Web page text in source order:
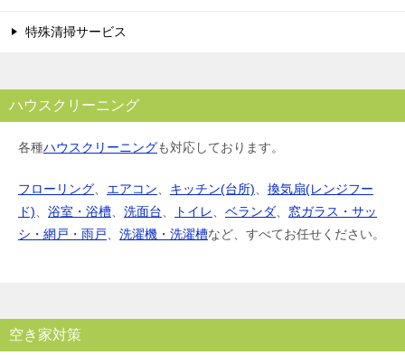
特殊清掃サービス
ハウスクリーニング
各種ハウスクリーニングも対応しております。
フローリング、 エアコン、 キッチン(台所)、 換気扇(レンジフー
ド)、 浴室・浴槽、 洗面台、 トイレ、 ベランダ、 窓ガラス・サッ
シ・網戸・雨戸、 洗濯機・洗濯槽など、すべてお任せください。
空き家対策